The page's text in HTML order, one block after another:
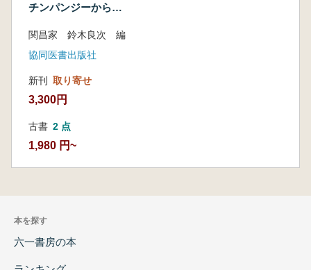
チンパンジーからサ
関昌家 鈴木良次 編
協同医書出版社
新刊 取り寄せ
3,300円
古書 2 点
1,980 円~
本を探す
六一書房の本